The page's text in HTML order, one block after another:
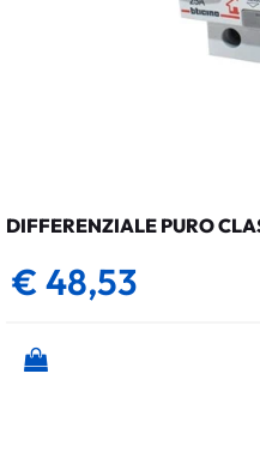
DIFFERENZIALE PURO
€ 48,53
Quantità